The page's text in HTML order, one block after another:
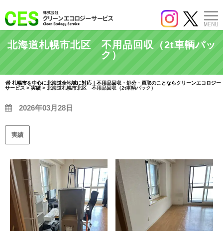
北海道札幌市北区 不用品回収（2t車輌パッ
ク）
札幌市を中心に北海道全地域に対応｜不用品回収・処分・買取のことならクリーンエコロジー
サービス > 実績 > 北海道札幌市北区 不用品回収（2t車輌パック）
2026年03月28日
実績